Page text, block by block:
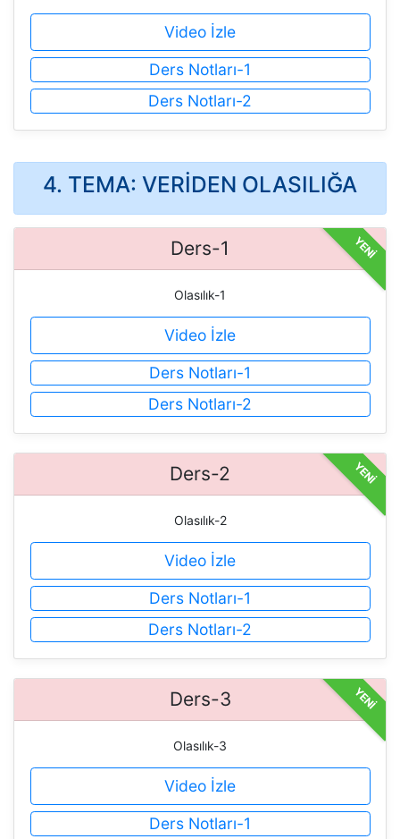
Video İzle
Ders Notları-1
Ders Notları-2
4. TEMA: VERİDEN OLASILIĞA
Ders-1 YENİ
Olasılık-1
Video İzle
Ders Notları-1
Ders Notları-2
Ders-2 YENİ
Olasılık-2
Video İzle
Ders Notları-1
Ders Notları-2
Ders-3 YENİ
Olasılık-3
Video İzle
Ders Notları-1